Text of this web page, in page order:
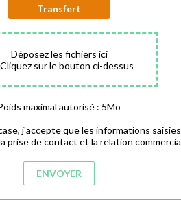
Transfert
Déposez les fichiers ici
sur le bouton ci-dessus
maximal autorisé : 5Mo
j'accepte que les informations
prise de contact et la relation